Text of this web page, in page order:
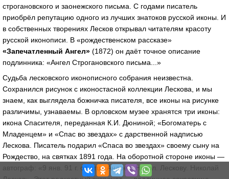
строгановского и заонежского письма. С годами писатель
приобрёл репутацию одного из лучших знатоков русской иконы. И
в собственных творениях Лесков открывал читателям красоту
русской иконописи. В «рождественском рассказе»
«Запечатленный Ангел» (1872) он даёт точное описание
подлинника: «Ангел Строгановского письма...»
Судьба лесковского иконописного собрания неизвестна.
Сохранился рисунок с иконостасной коллекции Лескова, и мы
знаем, как выглядела божничка писателя, все иконы на рисунке
различимы, узнаваемы. В орловском музее хранятся три иконы:
икона Спасителя, переданная К.И. Дюниной; «Богоматерь с
Младенцем» и «Спас во звездах» с дарственной надписью
Лескова. Писатель подарил «Спаса во звездах» своему сыну на
Рождество, на святках 1891 года. На оборотной стороне иконы —
автограф: «9 янв. 91 г. от отца Андрею Никол. Лескову. Николай